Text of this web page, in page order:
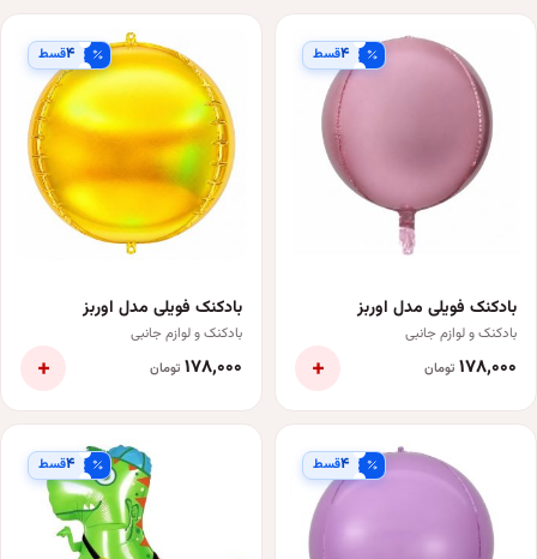
۴قسط
بادکنک فویلی مدل اوربز
بادکنک و لوازم جانبی
۱۷۸٬۰۰۰ تومان +
۴قسط
بادکنک فویلی مدل اوربز
بادکنک و لوازم جانبی
۱۷۸٬۰۰۰ تومان +
۴قسط ۴قسط